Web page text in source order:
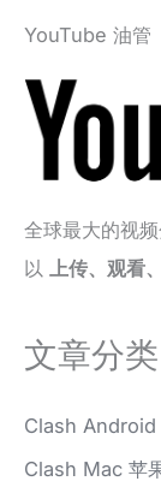
YouTube 油管
全球最大的视
以
上传、观看
文章分类
Clash Android
Clash Mac 苹